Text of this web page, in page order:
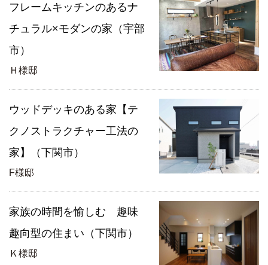
フレームキッチンのあるナ
チュラル×モダンの家（宇部
市）
Ｈ様邸
ウッドデッキのある家【テ
クノストラクチャー工法の
家】（下関市）
F様邸
家族の時間を愉しむ 趣味
趣向型の住まい（下関市）
Ｋ様邸